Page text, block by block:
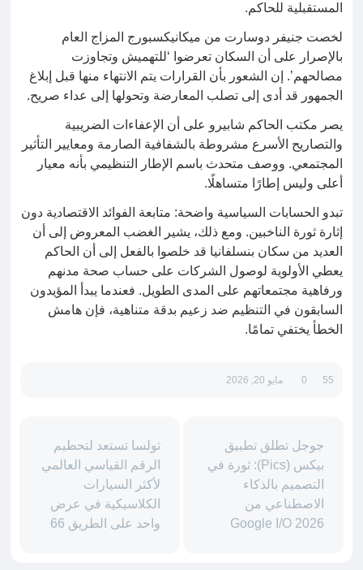
المستقبلية للحاكم.
لخصت جنيفر دوسارت من ميكانيكسبورج المزاج العام
بالإصرار على أن السكان تعرضوا ‘للتهميش وتجاوزت
مصالحهم’. إن الشعور بأن القرارات يتم الانتهاء منها قبل إبلاغ
الجمهور قد أدى إلى تصلب المعارضة وتحولها إلى عداء صريح.
يصر مكتب الحاكم شابيرو على أن الإعفاءات الضريبية
والتصاريح الأسرع مشروطة بالشفافية الصارمة ومعايير التأثير
المجتمعي. ووصف متحدث باسم الإطار التنظيمي بأنه معيار
أعلى وليس إطارًا متساهلًا.
تبدو الحسابات السياسية واضحة: متابعة الفوائد الاقتصادية دون
إثارة ثورة الناخبين. ومع ذلك، يشير الغضب المعروض إلى أن
العديد من سكان بنسلفانيا قد خلصوا بالفعل إلى أن الحاكم
يعطي الأولوية لوصول الشركات على حساب صحة مدنهم
ورفاهية مجتمعاتهم على المدى الطويل. فعندما يبدأ المؤيدون
السابقون في التنظيم ضد زعيم بدقة متناهية، فإن هامش
الخطأ يختفي تمامًا.
55
0 مايو 20, 2026
تولسا تستعد لتحطيم
الرقم القياسي العالمي
لأكثر السيارات
الكلاسيكية في عرض
واحد على الطريق 66
جوجل تطلق تطبيق
بيكس (Pics): ثورة في
التصميم بالذكاء
الاصطناعي من
Google I/O 2026